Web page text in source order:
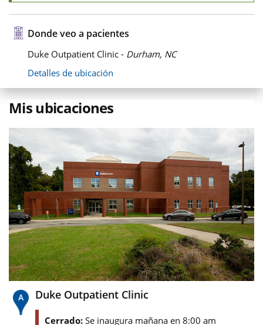
Donde veo a pacientes
Duke Outpatient Clinic - Durham, NC
Detalles de ubicación
Mis ubicaciones
Duke Outpatient Clinic
Cerrado: Se inaugura mañana en 8:00 am